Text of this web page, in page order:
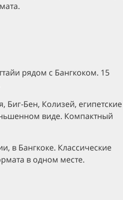
рядом с Бангкоком. 15
Бен, Колизей, египетские
виде. Компактный
в Бангкоке. Классические
в одном месте.